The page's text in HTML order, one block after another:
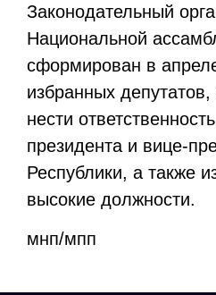
Законодательный
Национальной
сформирован в
избранных
нести
президента и вице-
Республики, а также
высокие должности.
мнп/мпп